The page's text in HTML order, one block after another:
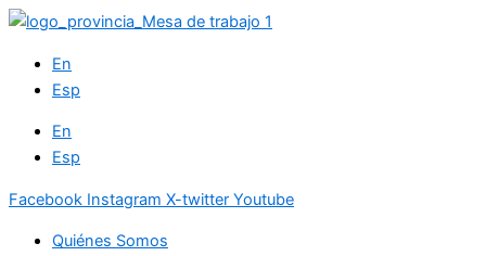
Ir
contenido
En
Esp
En
Esp
Facebook Instagram X-twitter Youtube
Quiénes Somos